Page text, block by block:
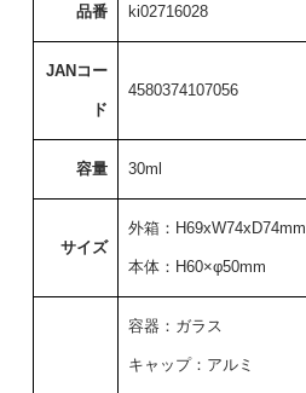
品番 ki02716028
JANコー
ド
4580374107056
容量 30ml
サイズ
外箱：H69xW74xD74mm
本体：H60×φ50mm
容器：ガラス
キャップ：アルミ